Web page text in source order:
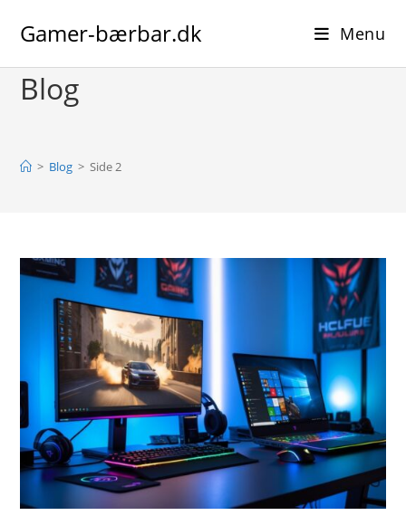
Gamer-bærbar.dk Menu
Blog
> Blog > Side 2